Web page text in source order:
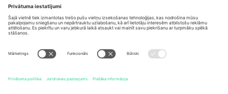
Germany
Unter den Linden 24, 10117
United Kingdom
167 City Road, London, Greater
Kingdom
United States
Switzerland